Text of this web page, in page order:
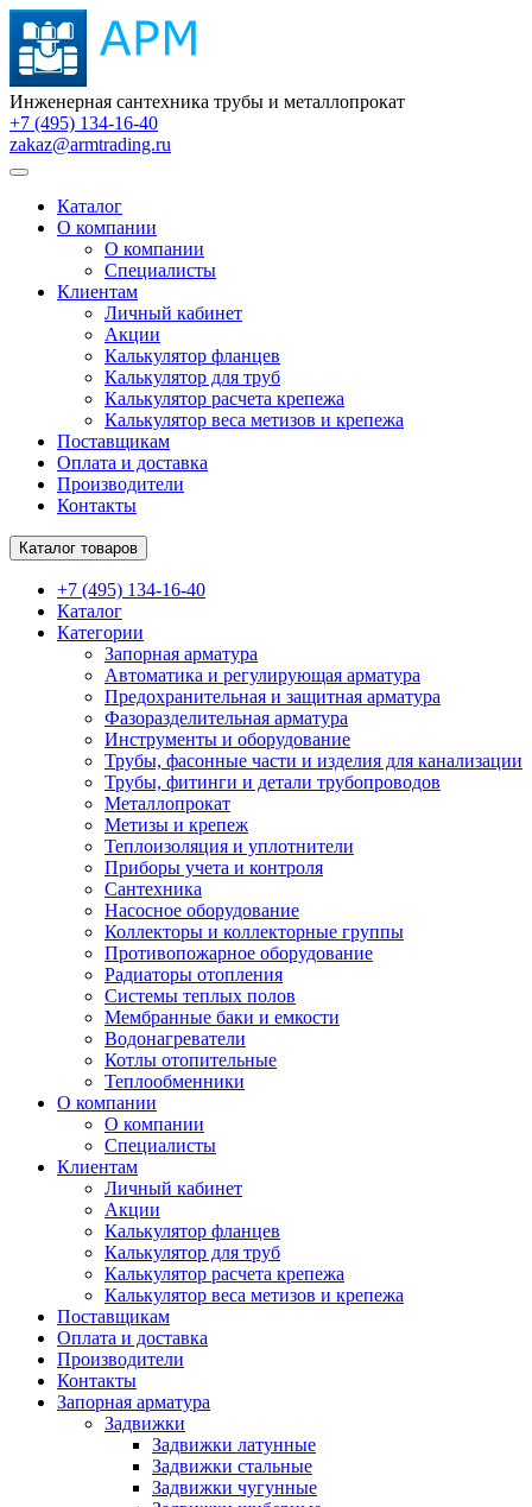
Инженерная сантехника трубы и металлопрокат
+7 (495) 134-16-40
zakaz@armtrading.ru
Каталог
О компании
О компании
Специалисты
Клиентам
Личный кабинет
Акции
Калькулятор фланцев
Калькулятор для труб
Калькулятор расчета крепежа
Калькулятор веса метизов и крепежа
Поставщикам
Оплата и доставка
Производители
Контакты
Каталог товаров
+7 (495) 134-16-40
Каталог
Категории
Запорная арматура
Автоматика и регулирующая арматура
Предохранительная и защитная арматура
Фазоразделительная арматура
Инструменты и оборудование
Трубы, фасонные части и изделия для канализации
Трубы, фитинги и детали трубопроводов
Металлопрокат
Метизы и крепеж
Теплоизоляция и уплотнители
Приборы учета и контроля
Сантехника
Насосное оборудование
Коллекторы и коллекторные группы
Противопожарное оборудование
Радиаторы отопления
Системы теплых полов
Мембранные баки и емкости
Водонагреватели
Котлы отопительные
Теплообменники
О компании
О компании
Специалисты
Клиентам
Личный кабинет
Акции
Калькулятор фланцев
Калькулятор для труб
Калькулятор расчета крепежа
Калькулятор веса метизов и крепежа
Поставщикам
Оплата и доставка
Производители
Контакты
Запорная арматура
Задвижки
Задвижки латунные
Задвижки стальные
Задвижки чугунные